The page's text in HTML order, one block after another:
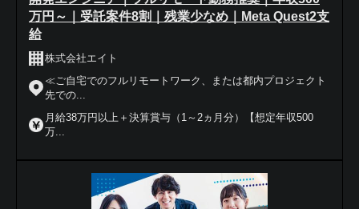
万円～｜受託案件8割｜残業少なめ｜Meta Quest2支
給
株式会社エイト
≪ご自宅でのフルリモートワーク、または都内プロジェクト
先での...
月給38万円以上＋決算賞与（1～2ヵ月分）【想定年収500
万...